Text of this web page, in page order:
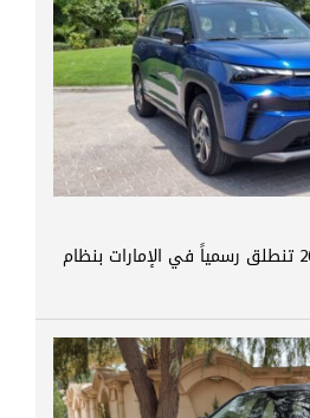
سوزوكي أكروس 2026 تنطلق رسمياً في الإمارات بنظام